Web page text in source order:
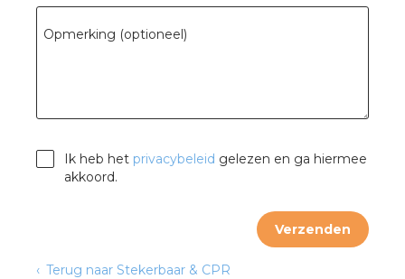
Opmerking (optioneel)
Ik heb het privacybeleid gelezen en ga hiermee
akkoord.
Verzenden
Terug naar Stekerbaar & CPR